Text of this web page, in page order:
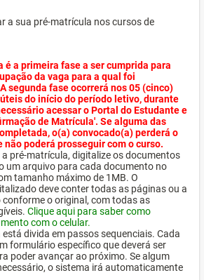
a sua pré-matrícula nos cursos de
é a primeira fase a ser cumprida para
da vaga para a qual foi
segunda fase ocorrerá nos 05 (cinco)
do início do período letivo, durante
acessar o Portal do Estudante e
de Matrícula'. Se alguma das
o(a) convocado(a) perderá o
não poderá prosseguir com o curso.
a pré-matrícula, digitalize os documentos
um arquivo para cada documento no
tamanho máximo de 1MB. O
deve conter todas as páginas ou a
conforme o original, com todas as
Clique aqui para saber como
com o celular.
divida em passos sequenciais. Cada
formulário específico que deverá ser
poder avançar ao próximo. Se algum
o sistema irá automaticamente